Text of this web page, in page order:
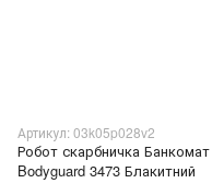
Артикул: 03k05p028v2
Робот скарбничка Банкомат
Bodyguard 3473 Блакитний